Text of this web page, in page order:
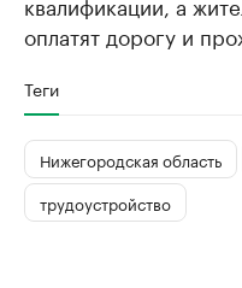
оплатят дорогу и
Теги
Нижегородская область
трудоустройство